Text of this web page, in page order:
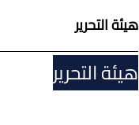
هيئة التحرير
هيئة التحرير